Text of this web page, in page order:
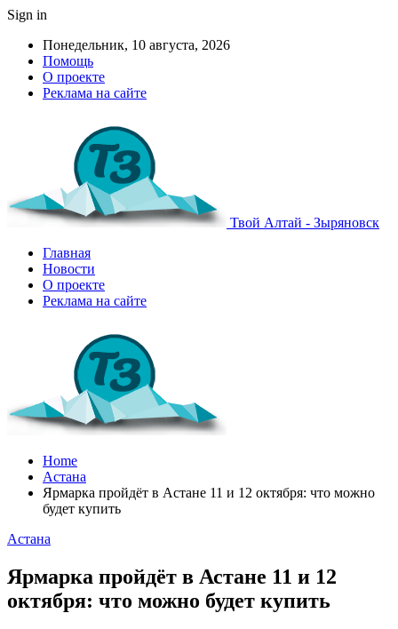
Sign in
Понедельник, 10 августа, 2026
Помощь
О проекте
Реклама на сайте
Твой Алтай - Зыряновск
Главная
Новости
О проекте
Реклама на сайте
Home
Астана
Ярмарка пройдёт в Астане 11 и 12 октября: что можно
будет купить
Астана
Ярмарка пройдёт в Астане 11 и 12
октября: что можно будет купить